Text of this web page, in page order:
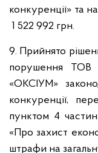
конкуренції» та
1 522 992 грн.
9. Прийнято
порушення ТОВ
«ОКСІУМ»
конкуренції,
пунктом 4
«Про захист
штрафи на